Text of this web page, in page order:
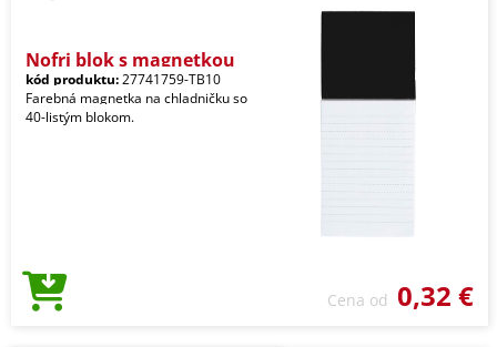
Nofri blok s magnetkou
kód produktu:27741759-TB10
Farebná magnetka na chladničku so
40-listým blokom.
Cena od 0,32 €